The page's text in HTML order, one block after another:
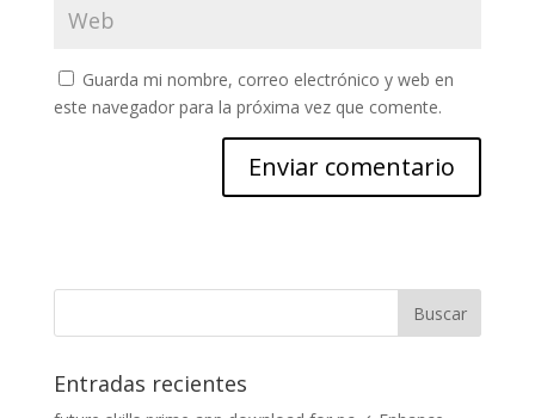
Guarda mi nombre, correo electrónico y web en
este navegador para la próxima vez que comente.
Entradas recientes